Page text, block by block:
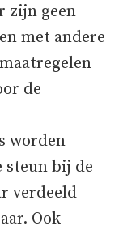
zijn geen
met andere
de
worden
steun bij de
verdeeld
Ook